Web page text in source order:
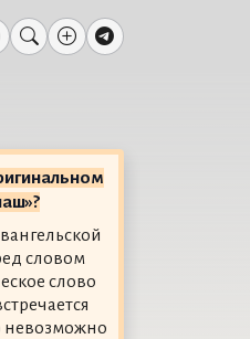
словом
слово
невозможно